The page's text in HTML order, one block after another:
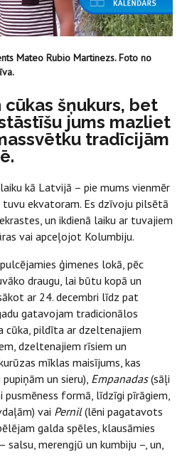
Mateo Rubio Martinezs. Foto no
šņukurs, bet
jums mazliet
tradīcijām
kā Latvijā – pie mums vienmēr
tuvu ekvatoram. Es dzīvoju pilsētā
un ikdienā laiku ar tuvajiem
vai apceļojot Kolumbiju.
ģimenes lokā, pēc
draugu, lai būtu kopā un
ar 24. decembri līdz pat
gatavojam tradicionālos
cūka, pildīta ar dzeltenajiem
dzeltenajiem rīsiem un
mīklas maisījums, kas
un sieru), Empanadas(sāļi
formā, līdzīgi pīrāgiem,
vai Pernil(lēni pagatavots
galda spēles, klausāmies
salsu, merengjū un kumbiju –, un,